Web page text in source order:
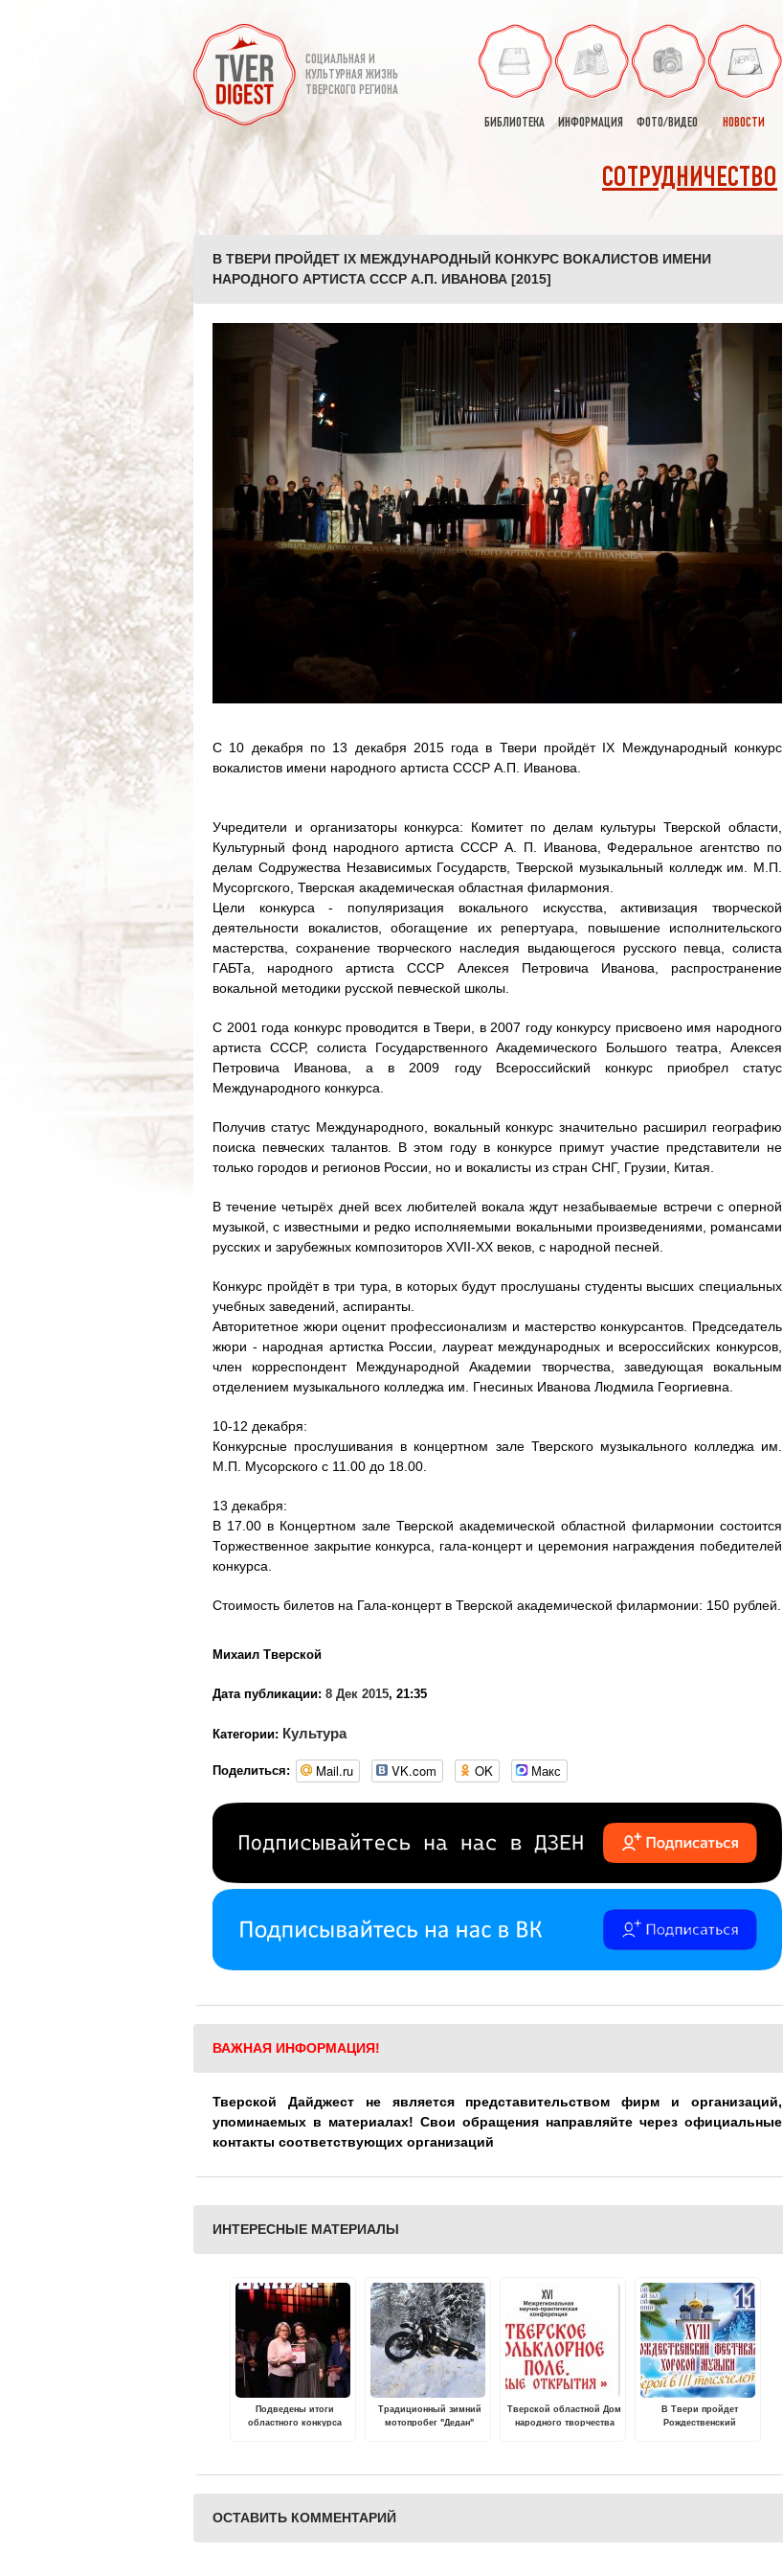
СОЦИАЛЬНАЯ И
КУЛЬТУРНАЯ ЖИЗНЬ
ТВЕРСКОГО РЕГИОНА
БИБЛИОТЕКА ИНФОРМАЦИЯ ФОТО/ВИДЕО НОВОСТИ
СОТРУДНИЧЕСТВО
В ТВЕРИ ПРОЙДЕТ IХ МЕЖДУНАРОДНЫЙ КОНКУРС ВОКАЛИСТОВ ИМЕНИ
НАРОДНОГО АРТИСТА СССР А.П. ИВАНОВА [2015]
С 10 декабря по 13 декабря 2015 года в Твери пройдёт IХ Международный конкурс
вокалистов имени народного артиста СССР А.П. Иванова.
Учредители и организаторы конкурса: Комитет по делам культуры Тверской области,
Культурный фонд народного артиста СССР А. П. Иванова, Федеральное агентство по
делам Содружества Независимых Государств, Тверской музыкальный колледж им. М.П.
Мусоргского, Тверская академическая областная филармония.
Цели конкурса - популяризация вокального искусства, активизация творческой
деятельности вокалистов, обогащение их репертуара, повышение исполнительского
мастерства, сохранение творческого наследия выдающегося русского певца, солиста
ГАБТа, народного артиста СССР Алексея Петровича Иванова, распространение
вокальной методики русской певческой школы.
С 2001 года конкурс проводится в Твери, в 2007 году конкурсу присвоено имя народного
артиста СССР, солиста Государственного Академического Большого театра, Алексея
Петровича Иванова, а в 2009 году Всероссийский конкурс приобрел статус
Международного конкурса.
Получив статус Международного, вокальный конкурс значительно расширил географию
поиска певческих талантов. В этом году в конкурсе примут участие представители не
только городов и регионов России, но и вокалисты из стран СНГ, Грузии, Китая.
В течение четырёх дней всех любителей вокала ждут незабываемые встречи с оперной
музыкой, с известными и редко исполняемыми вокальными произведениями, романсами
русских и зарубежных композиторов XVII-XX веков, с народной песней.
Конкурс пройдёт в три тура, в которых будут прослушаны студенты высших специальных
учебных заведений, аспиранты.
Авторитетное жюри оценит профессионализм и мастерство конкурсантов. Председатель
жюри - народная артистка России, лауреат международных и всероссийских конкурсов,
член корреспондент Международной Академии творчества, заведующая вокальным
отделением музыкального колледжа им. Гнесиных Иванова Людмила Георгиевна.
10-12 декабря:
Конкурсные прослушивания в концертном зале Тверского музыкального колледжа им.
М.П. Мусорского с 11.00 до 18.00.
13 декабря:
В 17.00 в Концертном зале Тверской академической областной филармонии состоится
Торжественное закрытие конкурса, гала-концерт и церемония награждения победителей
конкурса.
Стоимость билетов на Гала-концерт в Тверской академической филармонии: 150 рублей.
Михаил Тверской
Дата публикации: 8 Дек 2015, 21:35
Категории: Культура
Поделиться: Mail.ru VK.com OK Макс
ВАЖНАЯ ИНФОРМАЦИЯ!
Тверской Дайджест не является представительством фирм и организаций,
упоминаемых в материалах! Свои обращения направляйте через официальные
контакты соответствующих организаций
ИНТЕРЕСНЫЕ МАТЕРИАЛЫ
Подведены итоги
областного конкурса
Традиционный зимний
мотопробег "Дедан"
Тверской областной Дом
народного творчества
фольклорное поле.
В Твери пройдет
Рождественский
ОСТАВИТЬ КОММЕНТАРИЙ